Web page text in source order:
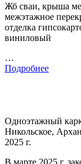
Жб сваи, крыша
межэтажное
отделка
виниловый
…
Подробнее
Одноэтажный
Никольское,
2025 г.
В марте 2025 г.